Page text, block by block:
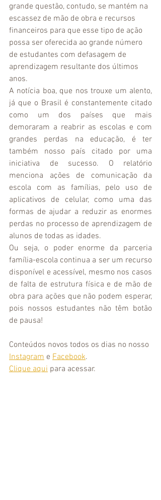
grande questão, contudo, se mantém na
escassez de mão de obra e recursos
financeiros para que esse tipo de ação
possa ser oferecida ao grande número
de estudantes com defasagem de
aprendizagem resultante dos últimos
anos.
A notícia boa, que nos trouxe um alento,
já que o Brasil é constantemente citado
como um dos países que mais
demoraram a reabrir as escolas e com
grandes perdas na educação, é ter
também nosso país citado por uma
iniciativa de sucesso. O relatório
menciona ações de comunicação da
escola com as famílias, pelo uso de
aplicativos de celular, como uma das
formas de ajudar a reduzir as enormes
perdas no processo de aprendizagem de
alunos de todas as idades.
Ou seja, o poder enorme da parceria
família-escola continua a ser um recurso
disponível e acessível, mesmo nos casos
de falta de estrutura física e de mão de
obra para ações que não podem esperar,
pois nossos estudantes não têm botão
de pausa!
Conteúdos novos todos os dias no nosso
Instagram e Facebook.
Clique aqui para acessar.